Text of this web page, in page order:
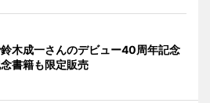
木成一さんのデビュー40周年記念
書籍も限定販売